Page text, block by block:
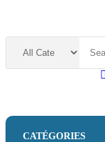
CATÉGORIES